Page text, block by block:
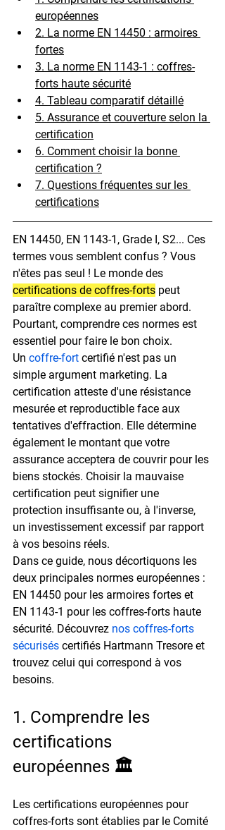
européennes
2. La norme EN 14450 : armoires
fortes
3. La norme EN 1143-1 : coffres-
forts haute sécurité
4. Tableau comparatif détaillé
5. Assurance et couverture selon la
certification
6. Comment choisir la bonne
certification ?
7. Questions fréquentes sur les
certifications
EN 14450, EN 1143-1, Grade I, S2... Ces
termes vous semblent confus ? Vous
n'êtes pas seul ! Le monde des
certifications de coffres-forts peut
paraître complexe au premier abord.
Pourtant, comprendre ces normes est
essentiel pour faire le bon choix.
Un coffre-fort certifié n'est pas un
simple argument marketing. La
certification atteste d'une résistance
mesurée et reproductible face aux
tentatives d'effraction. Elle détermine
également le montant que votre
assurance acceptera de couvrir pour les
biens stockés. Choisir la mauvaise
certification peut signifier une
protection insuffisante ou, à l'inverse,
un investissement excessif par rapport
à vos besoins réels.
Dans ce guide, nous décortiquons les
deux principales normes européennes :
EN 14450 pour les armoires fortes et
EN 1143-1 pour les coffres-forts haute
sécurité. Découvrez nos coffres-forts
sécurisés certifiés Hartmann Tresore et
trouvez celui qui correspond à vos
besoins.
1. Comprendre les
certifications
européennes 🏛️
Les certifications européennes pour
coffres-forts sont établies par le Comité